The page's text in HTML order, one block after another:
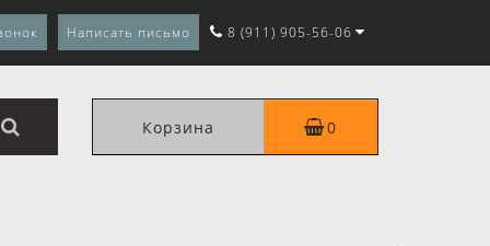
Написать письмо 8 (911) 905-56-06
Корзина 0